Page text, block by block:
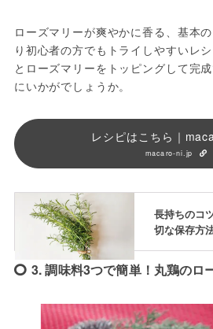
ローズマリーが爽やかに香る、基本
り初心者の方でもトライしやすいレ
とローズマリーをトッピングして完
にいかがでしょうか。
レシピはこちら｜
macaro-ni.jp
長持ちのコ
切な保存方
3. 調味料3つで簡単！丸鶏のロ